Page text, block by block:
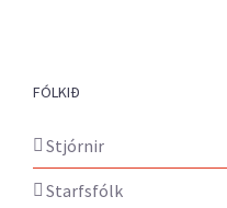
FÓLKIÐ
Stjórnir
Starfsfólk